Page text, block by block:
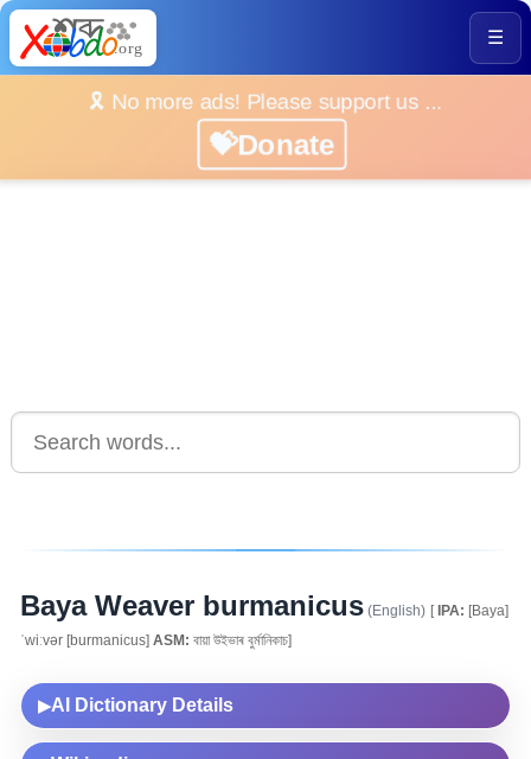
☰
🎗️ No more ads! Please support us ...
💝Donate
Baya Weaver burmanicus (English) [IPA: [Baya]
ˈwiːvər [burmanicus] ASM: বায়া উইভাৰ বুৰ্মানিকাচ]
▶AI Dictionary Details